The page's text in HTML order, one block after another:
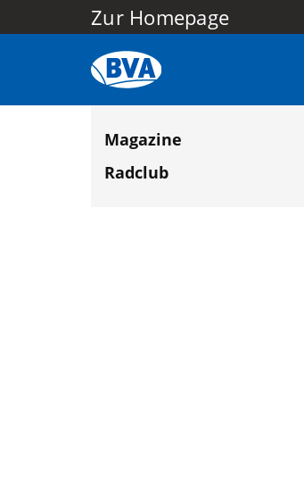
Zur Homepage
Magazine
Radclub